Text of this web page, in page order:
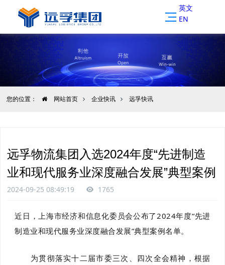
英文
EN
您的位置： 网站首页 企业快讯 远孚快讯
远孚物流集团入选2024年度“先进制造
业和现代服务业深度融合发展”典型案例
2024-09-25 08:49:19 1765
近日，上海市经济和信息化委员会公布了2024年度“先进
制造业和现代服务业深度融合发展”典型案例名单。
为贯彻落实十二届市委三次、四次全会精神，根据